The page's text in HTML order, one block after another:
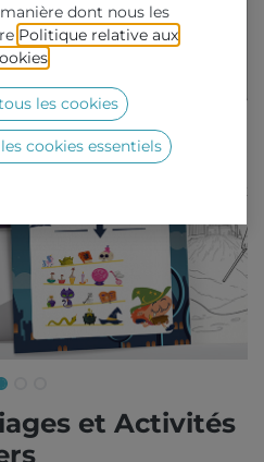
et Activités
dont nous les
Politique relative aux
les cookies
cookies essentiels